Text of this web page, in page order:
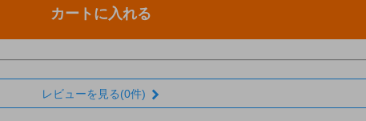
カートに入れる
レビューを見る(0件)